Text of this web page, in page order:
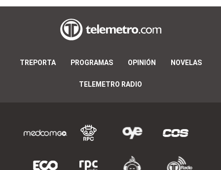
TREPORTA PROGRAMAS OPINIÓN NOVELAS
TELEMETRO RADIO